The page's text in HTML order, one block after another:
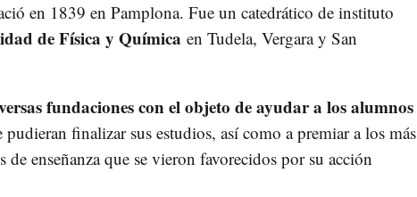
en 1839 en Pamplona. Fue un catedrático de instituto
de Física y Química en Tudela, Vergara y San
fundaciones con el objeto de ayudar a los alumnos
finalizar sus estudios, así como a premiar a los más
enseñanza que se vieron favorecidos por su acción